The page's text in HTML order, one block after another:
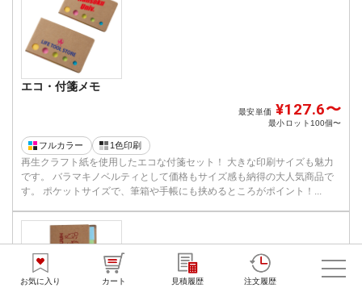
お気に入り カート 見積履歴 注文履歴
エコ・付箋メモ
最安単価 ¥127.6〜
最小ロット100個〜
フルカラー 1色印刷
再生クラフト紙を使用したエコな付箋セット！ 大きな印刷サイズも魅力
です。 バラマキノベルティとして価格もサイズ感も納得の大人気商品で
す。 ポケットサイズで、筆箱や手帳にも挟めるところがポイント！...